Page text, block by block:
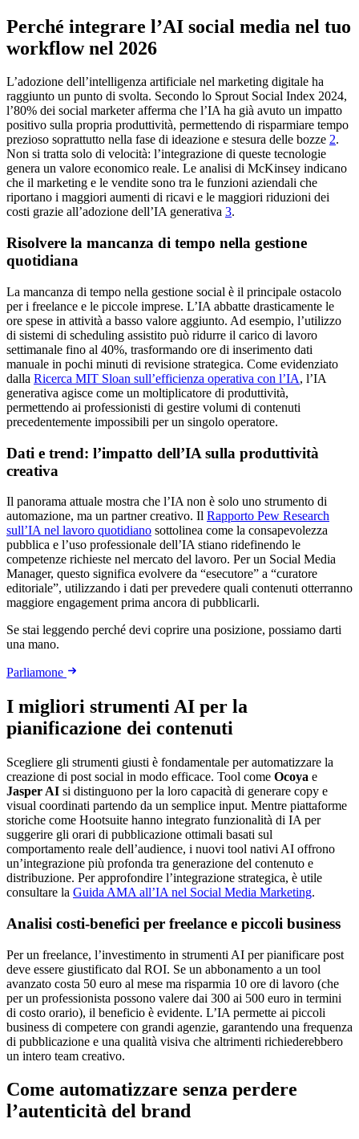
Perché integrare l’AI social media nel tuo
workflow nel 2026
L’adozione dell’intelligenza artificiale nel marketing digitale ha
raggiunto un punto di svolta. Secondo lo Sprout Social Index 2024,
l’80% dei social marketer afferma che l’IA ha già avuto un impatto
positivo sulla propria produttività, permettendo di risparmiare tempo
prezioso soprattutto nella fase di ideazione e stesura delle bozze 2.
Non si tratta solo di velocità: l’integrazione di queste tecnologie
genera un valore economico reale. Le analisi di McKinsey indicano
che il marketing e le vendite sono tra le funzioni aziendali che
riportano i maggiori aumenti di ricavi e le maggiori riduzioni dei
costi grazie all’adozione dell’IA generativa 3.
Risolvere la mancanza di tempo nella gestione
quotidiana
La mancanza di tempo nella gestione social è il principale ostacolo
per i freelance e le piccole imprese. L’IA abbatte drasticamente le
ore spese in attività a basso valore aggiunto. Ad esempio, l’utilizzo
di sistemi di scheduling assistito può ridurre il carico di lavoro
settimanale fino al 40%, trasformando ore di inserimento dati
manuale in pochi minuti di revisione strategica. Come evidenziato
dalla Ricerca MIT Sloan sull’efficienza operativa con l’IA, l’IA
generativa agisce come un moltiplicatore di produttività,
permettendo ai professionisti di gestire volumi di contenuti
precedentemente impossibili per un singolo operatore.
Dati e trend: l’impatto dell’IA sulla produttività
creativa
Il panorama attuale mostra che l’IA non è solo uno strumento di
automazione, ma un partner creativo. Il Rapporto Pew Research
sull’IA nel lavoro quotidiano sottolinea come la consapevolezza
pubblica e l’uso professionale dell’IA stiano ridefinendo le
competenze richieste nel mercato del lavoro. Per un Social Media
Manager, questo significa evolvere da “esecutore” a “curatore
editoriale”, utilizzando i dati per prevedere quali contenuti otterranno
maggiore engagement prima ancora di pubblicarli.
Se stai leggendo perché devi coprire una posizione, possiamo darti
una mano.
Parliamone
I migliori strumenti AI per la
pianificazione dei contenuti
Scegliere gli strumenti giusti è fondamentale per automatizzare la
creazione di post social in modo efficace. Tool come Ocoya e
Jasper AI si distinguono per la loro capacità di generare copy e
visual coordinati partendo da un semplice input. Mentre piattaforme
storiche come Hootsuite hanno integrato funzionalità di IA per
suggerire gli orari di pubblicazione ottimali basati sul
comportamento reale dell’audience, i nuovi tool nativi AI offrono
un’integrazione più profonda tra generazione del contenuto e
distribuzione. Per approfondire l’integrazione strategica, è utile
consultare la Guida AMA all’IA nel Social Media Marketing.
Analisi costi-benefici per freelance e piccoli business
Per un freelance, l’investimento in strumenti AI per pianificare post
deve essere giustificato dal ROI. Se un abbonamento a un tool
avanzato costa 50 euro al mese ma risparmia 10 ore di lavoro (che
per un professionista possono valere dai 300 ai 500 euro in termini
di costo orario), il beneficio è evidente. L’IA permette ai piccoli
business di competere con grandi agenzie, garantendo una frequenza
di pubblicazione e una qualità visiva che altrimenti richiederebbero
un intero team creativo.
Come automatizzare senza perdere
l’autenticità del brand